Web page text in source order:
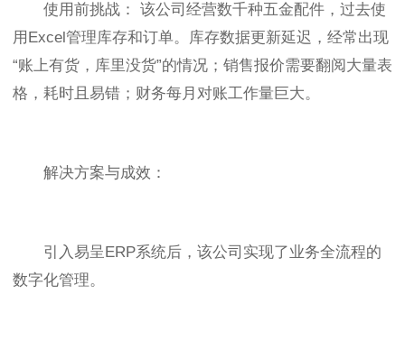
使用前挑战： 该公司经营数千种五金配件，过去使
用Excel管理库存和订单。库存数据更新延迟，经常出现
“账上有货，库里没货”的情况；销售报价需要翻阅大量表
格，耗时且易错；财务每月对账工作量巨大。
解决方案与成效：
引入易呈ERP系统后，该公司实现了业务全流程的
数字化管理。